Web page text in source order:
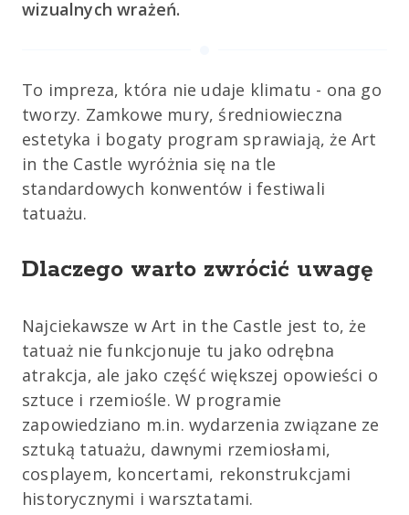
wizualnych wrażeń.
To impreza, która nie udaje klimatu - ona go
tworzy. Zamkowe mury, średniowieczna
estetyka i bogaty program sprawiają, że Art
in the Castle wyróżnia się na tle
standardowych konwentów i festiwali
tatuażu.
Dlaczego warto zwrócić uwagę
Najciekawsze w Art in the Castle jest to, że
tatuaż nie funkcjonuje tu jako odrębna
atrakcja, ale jako część większej opowieści o
sztuce i rzemiośle. W programie
zapowiedziano m.in. wydarzenia związane ze
sztuką tatuażu, dawnymi rzemiosłami,
cosplayem, koncertami, rekonstrukcjami
historycznymi i warsztatami.